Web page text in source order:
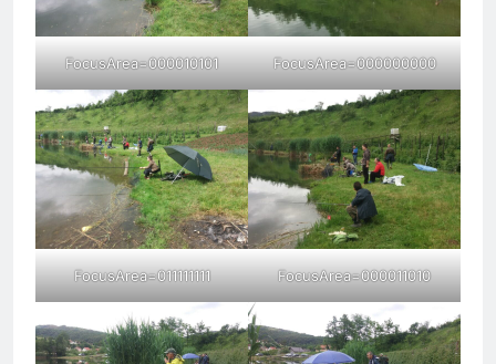
FocusArea=000010101 FocusArea=000000000
FocusArea=011111111 FocusArea=000011010